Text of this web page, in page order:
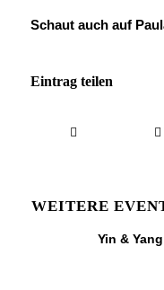
Schaut auch auf
Eintrag teilen
WEITERE
Yin &